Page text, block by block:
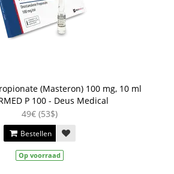
(Masteron) 100 mg, 10 ml
P 100 - Deus Medical
49€ (53$)
Bestellen
Op voorraad